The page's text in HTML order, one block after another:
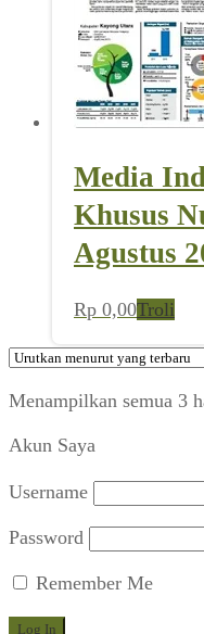
Media
Khusus
Agustus
Rp 0,00Troli
Menampilkan semua 3
Akun Saya
Username
Password
Remember Me